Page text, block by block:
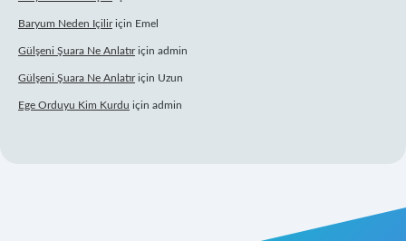
Baryum Neden Içiliriçin Emel
Gülşeni Şuara Ne Anlatıriçin admin
Gülşeni Şuara Ne Anlatıriçin Uzun
Ege Orduyu Kim Kurdu için admin